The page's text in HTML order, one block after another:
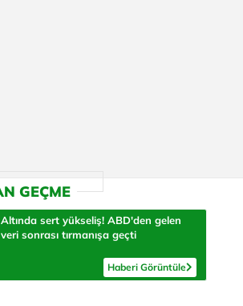
Altında sert yükseliş! ABD'den gelen
veri sonrası tırmanışa geçti
Haberi Görüntüle